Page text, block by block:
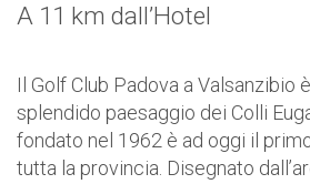
A 11 km dall’Hotel
Il Golf Club Padova a Valsanzibio
splendido paesaggio dei Colli
fondato nel 1962 è ad oggi il
tutta la provincia. Disegnato